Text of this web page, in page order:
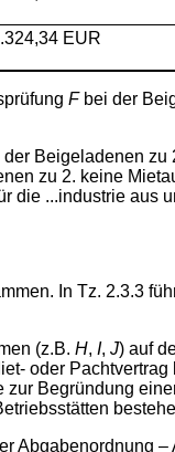
EUR
Fbei der
Beigeladenen
zu 2. keine
...industrie aus
In Tz. 2.3.3
(z.B. H, I, J) auf
oder
Begründung
Abgabenordnung –